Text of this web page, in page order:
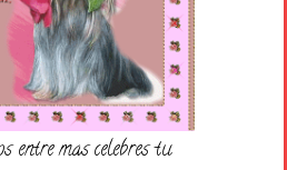
entre mas celebres tu